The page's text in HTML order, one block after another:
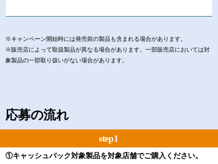
※キャンペーン開始時には発売前の製品も含まれる場合があります。
※販売店によって取扱製品が異なる場合があります。一部販売店においては対
象製品の一部取り扱いがない場合があります。
応募の流れ
step1
①キャッシュバック対象製品を対象店舗でご購入ください。